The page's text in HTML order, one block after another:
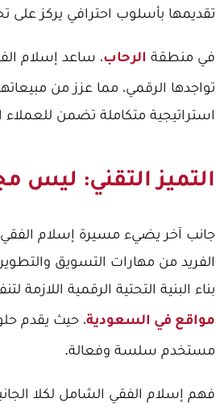
تقديمها بأسلوب احترافي يركز
في منطقة الرحاب، ساعد إسلام
تواجدها الرقمي، مما عزز من
استراتيجية متكاملة تضمن للعملاء
التميز التقني: ليس
جانب آخر يضيء مسيرة إسلام الفقي
الفريد من مهارات التسويق
بناء البنية التحتية الرقمية
مواقع في السعودية، حيث يقدم
مستخدم سلسة وفعالة.
فهم إسلام الفقي الشامل لكلا